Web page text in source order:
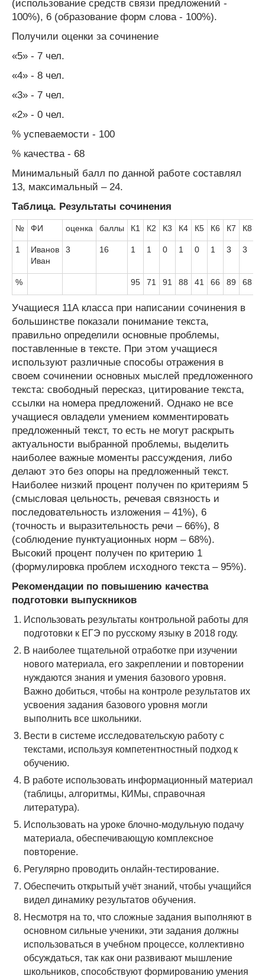
(использование средств связи предложений -
100%), 6 (образование форм слова - 100%).
Получили оценки за сочинение
«5» - 7 чел.
«4» - 8 чел.
«3» - 7 чел.
«2» - 0 чел.
% успеваемости - 100
% качества - 68
Минимальный балл по данной работе составлял
13, максимальный – 24.
Таблица. Результаты сочинения
№ ФИ оценка баллы К1 К2 К3 К4 К5 К6 К7 К8
1
Иванов
Иван
3 16 1 1 0 1 0 1 3 3
% 95 71 91 88 41 66 89 68
Учащиеся 11А класса при написании сочинения в
большинстве показали понимание текста,
правильно определили основные проблемы,
поставленные в тексте. При этом учащиеся
используют различные способы отражения в
своем сочинении основных мыслей предложенного
текста: свободный пересказ, цитирование текста,
ссылки на номера предложений. Однако не все
учащиеся овладели умением комментировать
предложенный текст, то есть не могут раскрыть
актуальности выбранной проблемы, выделить
наиболее важные моменты рассуждения, либо
делают это без опоры на предложенный текст.
Наиболее низкий процент получен по критериям 5
(смысловая цельность, речевая связность и
последовательность изложения – 41%), 6
(точность и выразительность речи – 66%), 8
(соблюдение пунктуационных норм – 68%).
Высокий процент получен по критерию 1
(формулировка проблем исходного текста – 95%).
Рекомендации по повышению качества
подготовки выпускников
Использовать результаты контрольной работы для
подготовки к ЕГЭ по русскому языку в 2018 году.
В наиболее тщательной отработке при изучении
нового материала, его закреплении и повторении
нуждаются знания и умения базового уровня.
Важно добиться, чтобы на контроле результатов их
усвоения задания базового уровня могли
выполнить все школьники.
Вести в системе исследовательскую работу с
текстами, используя компетентностный подход к
обучению.
В работе использовать информационный материал
(таблицы, алгоритмы, КИМы, справочная
литература).
Использовать на уроке блочно-модульную подачу
материала, обеспечивающую комплексное
повторение.
Регулярно проводить онлайн-тестирование.
Обеспечить открытый учёт знаний, чтобы учащийся
видел динамику результатов обучения.
Несмотря на то, что сложные задания выполняют в
основном сильные ученики, эти задания должны
использоваться в учебном процессе, коллективно
обсуждаться, так как они развивают мышление
школьников, способствуют формированию умения